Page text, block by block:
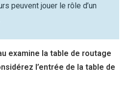
peuvent jouer le rôle d’un
examine la table de routage
l’entrée de la table de